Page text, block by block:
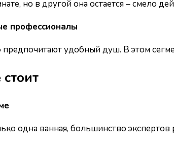
но в другой она остается – смело
профессионалы
удобный душ. В этом
одна ванная, большинство